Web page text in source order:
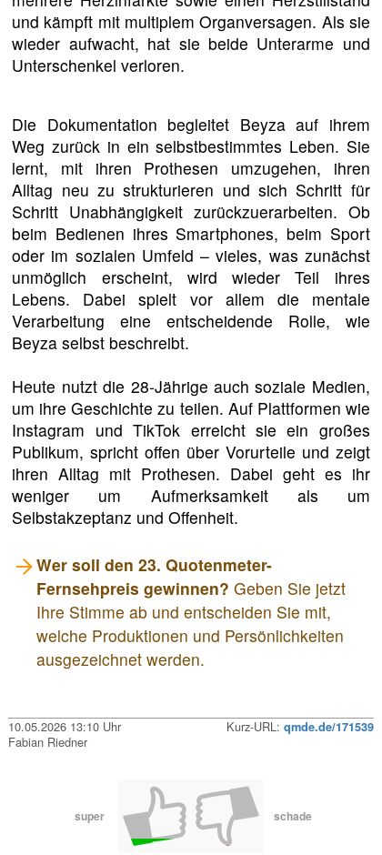
und kämpft mit multiplem Organversagen. Als sie
wieder aufwacht, hat sie beide Unterarme und
Unterschenkel verloren.
Die Dokumentation begleitet Beyza auf ihrem
Weg zurück in ein selbstbestimmtes Leben. Sie
lernt, mit ihren Prothesen umzugehen, ihren
Alltag neu zu strukturieren und sich Schritt für
Schritt Unabhängigkeit zurückzuerarbeiten. Ob
beim Bedienen ihres Smartphones, beim Sport
oder im sozialen Umfeld – vieles, was zunächst
unmöglich erscheint, wird wieder Teil ihres
Lebens. Dabei spielt vor allem die mentale
Verarbeitung eine entscheidende Rolle, wie
Beyza selbst beschreibt.
Heute nutzt die 28-Jährige auch soziale Medien,
um ihre Geschichte zu teilen. Auf Plattformen wie
Instagram und TikTok erreicht sie ein großes
Publikum, spricht offen über Vorurteile und zeigt
ihren Alltag mit Prothesen. Dabei geht es ihr
weniger um Aufmerksamkeit als um
Selbstakzeptanz und Offenheit.
Wer soll den 23. Quotenmeter-
Fernsehpreis gewinnen? Geben Sie jetzt
Ihre Stimme ab und entscheiden Sie mit,
welche Produktionen und Persönlichkeiten
ausgezeichnet werden.
10.05.2026 13:10 Uhr Kurz-URL: qmde.de/171539
Fabian Riedner
super schade